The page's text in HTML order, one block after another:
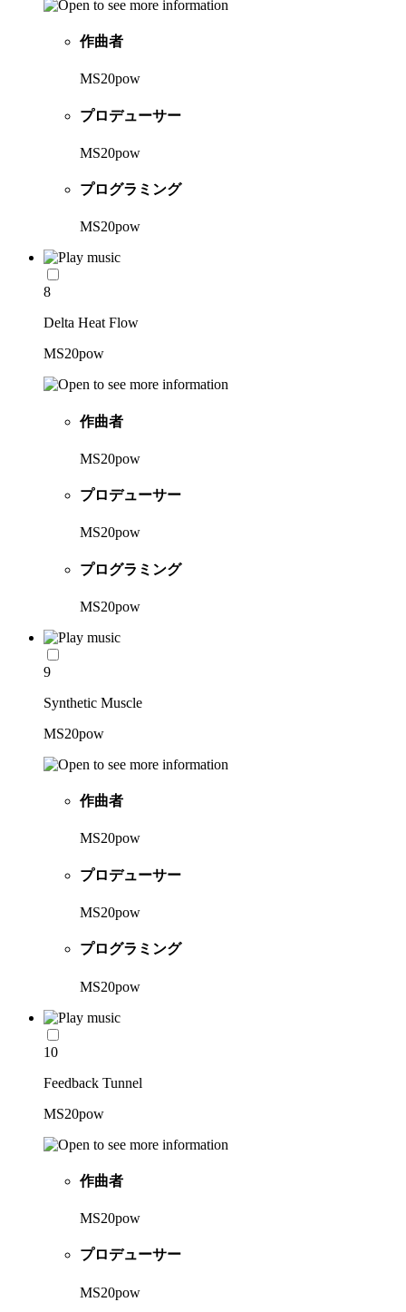
作曲者
MS20pow
プロデューサー
MS20pow
プログラミング
MS20pow
8
Delta Heat Flow
MS20pow
作曲者
MS20pow
プロデューサー
MS20pow
プログラミング
MS20pow
9
Synthetic Muscle
MS20pow
作曲者
MS20pow
プロデューサー
MS20pow
プログラミング
MS20pow
10
Feedback Tunnel
MS20pow
作曲者
MS20pow
プロデューサー
MS20pow